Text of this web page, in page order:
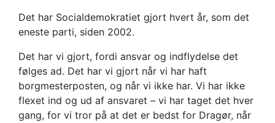
Det har Socialdemokratiet gjort hvert år, som det
eneste parti, siden 2002.
Det har vi gjort, fordi ansvar og indflydelse det
følges ad. Det har vi gjort når vi har haft
borgmesterposten, og når vi ikke har. Vi har ikke
flexet ind og ud af ansvaret – vi har taget det hver
gang, for vi tror på at det er bedst for Dragør, når